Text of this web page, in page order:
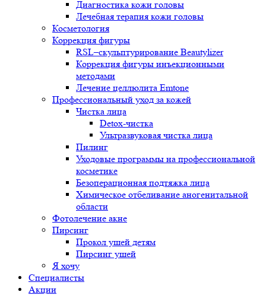
Диагностика кожи головы
Лечебная терапия кожи головы
Косметология
Коррекция фигуры
RSL–скульптурирование Beautylizer
Коррекция фигуры инъекционными
методами
Лечение целлюлита Emtone
Профессиональный уход за кожей
Чистка лица
Detox-чистка
Ультразвуковая чистка лица
Пилинг
Уходовые программы на профессиональной
косметике
Безоперационная подтяжка лица
Химическое отбеливание аногенитальной
области
Фотолечение акне
Пирсинг
Прокол ушей детям
Пирсинг ушей
Я хочу
Специалисты
Акции